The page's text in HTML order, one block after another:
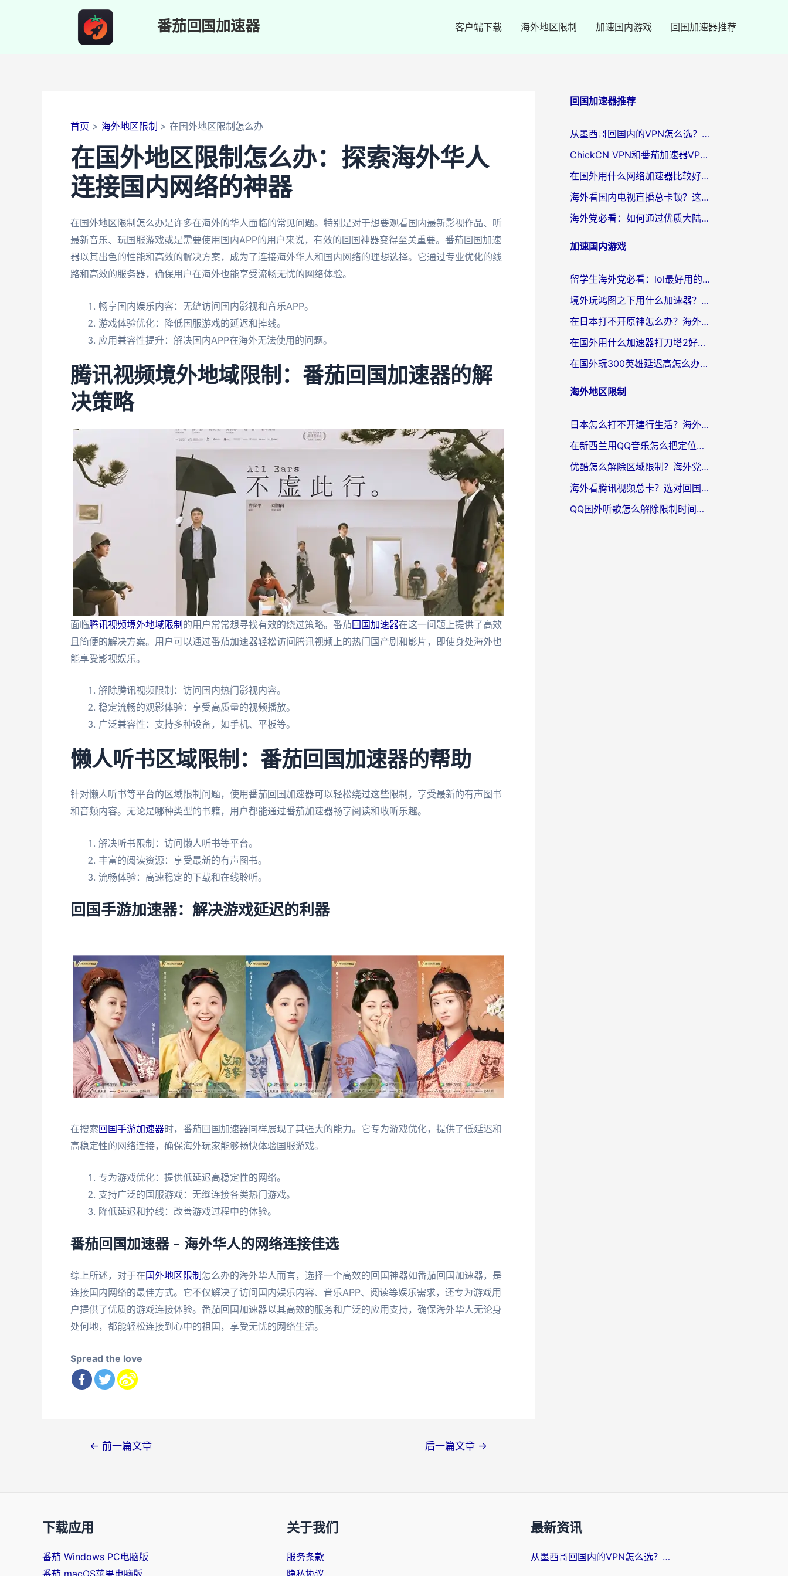
番茄回国加速器 客户端下载 海外地区限制 加速国内游戏 回国加速器推荐
首页 海外地区限制 在国外地区限制怎么办
在国外地区限制怎么办：探索海外华人
连接国内网络的神器
在国外地区限制怎么办是许多在海外的华人面临的常见问题。特别是对于想要观看国内最新影视作品、听
最新音乐、玩国服游戏或是需要使用国内APP的用户来说，有效的回国神器变得至关重要。番茄回国加速
器以其出色的性能和高效的解决方案，成为了连接海外华人和国内网络的理想选择。它通过专业优化的线
路和高效的服务器，确保用户在海外也能享受流畅无忧的网络体验。
畅享国内娱乐内容：无缝访问国内影视和音乐APP。
游戏体验优化：降低国服游戏的延迟和掉线。
应用兼容性提升：解决国内APP在海外无法使用的问题。
腾讯视频境外地域限制：番茄回国加速器的解
决策略
面临腾讯视频境外地域限制的用户常常想寻找有效的绕过策略。番茄回国加速器在这一问题上提供了高效
且简便的解决方案。用户可以通过番茄加速器轻松访问腾讯视频上的热门国产剧和影片，即使身处海外也
能享受影视娱乐。
解除腾讯视频限制：访问国内热门影视内容。
稳定流畅的观影体验：享受高质量的视频播放。
广泛兼容性：支持多种设备，如手机、平板等。
懒人听书区域限制：番茄回国加速器的帮助
针对懒人听书等平台的区域限制问题，使用番茄回国加速器可以轻松绕过这些限制，享受最新的有声图书
和音频内容。无论是哪种类型的书籍，用户都能通过番茄加速器畅享阅读和收听乐趣。
解决听书限制：访问懒人听书等平台。
丰富的阅读资源：享受最新的有声图书。
流畅体验：高速稳定的下载和在线聆听。
回国手游加速器：解决游戏延迟的利器
在搜索回国手游加速器时，番茄回国加速器同样展现了其强大的能力。它专为游戏优化，提供了低延迟和
高稳定性的网络连接，确保海外玩家能够畅快体验国服游戏。
专为游戏优化：提供低延迟高稳定性的网络。
支持广泛的国服游戏：无缝连接各类热门游戏。
降低延迟和掉线：改善游戏过程中的体验。
番茄回国加速器 – 海外华人的网络连接佳选
综上所述，对于在国外地区限制 怎么办的海外华人而言，选择一个高效的回国神器如番茄回国加速器，是
连接国内网络的最佳方式。它不仅解决了访问国内娱乐内容、音乐APP、阅读等娱乐需求，还专为游戏用
户提供了优质的游戏连接体验。番茄回国加速器以其高效的服务和广泛的应用支持，确保海外华人无论身
处何地，都能轻松连接到心中的祖国，享受无忧的网络生活。
Spread the love
← 前一篇文章 后一篇文章 →
回国加速器推荐
从墨西哥回国内的VPN怎么选？3步教你无缝刷剧、玩国服游戏
ChickCN VPN和番茄加速器VPN对比哪个回国效果更好？海外党亲测后的真实答案
在国外用什么网络加速器比较好？海外党亲测：从痛点到解决方案的全攻略
海外看国内电视直播总卡顿？这篇指南教你选对回国加速器，无缝追剧不发愁
海外党必看：如何通过优质大陆VPN节点无缝访问国内资源？
加速国内游戏
留学生海外党必看：lol最好用的加速器怎么选？附一梦江湖、神鬼传奇加速攻略
境外玩鸿图之下用什么加速器？海外玩家必看的国服游戏加速全攻略
在日本打不开原神怎么办？海外党亲测有效的国服游戏加速指南
在国外用什么加速器打刀塔2好？海外党国服游戏加速避坑指南
在国外玩300英雄延迟高怎么办？海外玩家亲测有效的加速器选择指南
海外地区限制
日本怎么打不开建行生活？海外党必藏的回国加速指南（含丹麦国外影音问题破解）
在新西兰用QQ音乐怎么把定位修改到中国国内？海外党听歌追剧的实用指南
优酷怎么解除区域限制？海外党亲测有效的回国加速器选择指南
海外看腾讯视频总卡？选对回国加速器，还能解决英国1号店定位+欧洲杯CCTV5直播问题
QQ国外听歌怎么解除限制时间？海外党亲测有效的回国加速方案
下载应用
番茄 Windows PC电脑版
番茄 macOS苹果电脑版
关于我们
服务条款
隐私协议
最新资讯
从墨西哥回国内的VPN怎么选？3步教你无缝刷剧、玩国服游戏